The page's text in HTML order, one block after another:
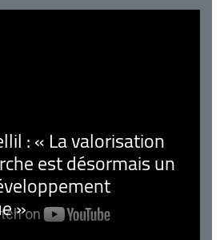
: « La valorisation
est désormais un
»